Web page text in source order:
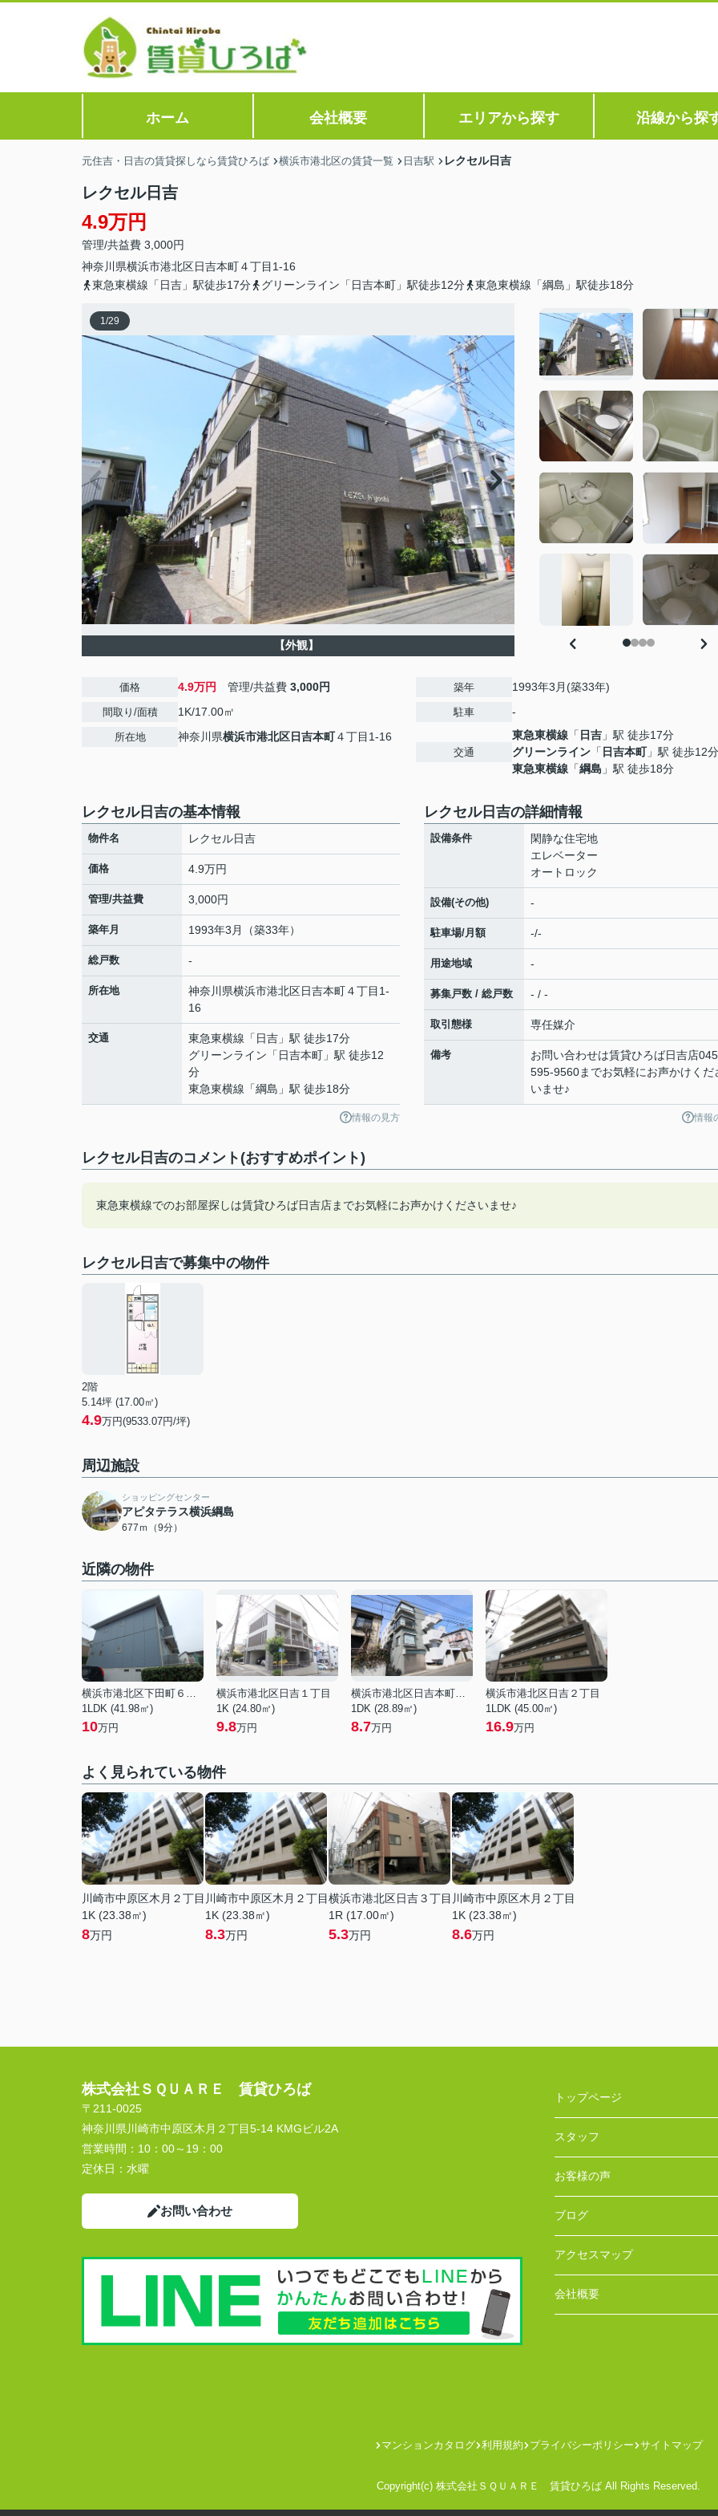
ホーム 会社概要 エリアから探す 沿線から探
元住吉・日吉の賃貸探しなら賃貸ひろば 横浜市港北区の賃貸一覧 日吉駅 レクセル日吉
レクセル日吉
4.9万円
管理/共益費 3,000円
神奈川県横浜市港北区日吉本町４丁目1-16
東急東横線「日吉」駅徒歩17分
グリーンライン「日吉本町」駅徒歩12分 東急東横線「綱島」駅徒歩18分
1/29
【外観】
価格 4.9万円 管理/共益費 3,000円
間取り/面積 1K/17.00㎡
所在地 神奈川県横浜市港北区日吉本町４丁目1-16
築年 1993年3月(築33年)
駐車 -
交通
東急東横線 「 日吉 」駅 徒歩17分
グリーンライン 「 日吉本町」駅 徒歩12分
東急東横線 「綱島 」駅 徒歩18分
レクセル日吉の基本情報
物件名 レクセル日吉
価格 4.9万円
管理/共益費 3,000円
築年月 1993年3月（築33年）
総戸数 -
所在地 神奈川県横浜市港北区日吉本町４丁目1-
16
交通 東急東横線 「 日吉 」駅 徒歩17分
グリーンライン 「 日吉本町 」駅 徒歩12
分
東急東横線 「綱島 」駅 徒歩18分
情報の見方
レクセル日吉の詳細情報
設備条件
閑静な住宅地
エレベーター
オートロック
設備(その他) -
駐車場/月額 -/-
用途地域 -
募集戸数 / 総戸数 - / -
取引態様 専任媒介
備考
お問い合わせは賃貸ひろば日吉店
595-9560までお気軽にお声かけくだ
いませ♪
情報
レクセル日吉のコメント(おすすめポイント)
東急東横線でのお部屋探しは賃貸ひろば日吉店までお気軽にお声かけくださいませ♪
レクセル日吉で募集中の物件
2階
5.14坪 (17.00㎡)
4.9万円(9533.07円/坪)
周辺施設
ショッピングセンター
アピタテラス横浜綱島
677ｍ（9分）
近隣の物件
横浜市港北区下田町６丁目
1LDK (41.98㎡)
10万円
横浜市港北区日吉１丁目
1K (24.80㎡)
9.8万円
横浜市港北区日吉本町１丁目
1DK (28.89㎡)
8.7万円
横浜市港北区日吉２丁目
1LDK (45.00㎡)
16.9万円
よく見られている物件
川崎市中原区木月２丁目
1K (23.38㎡)
8万円
川崎市中原区木月２丁目
1K (23.38㎡)
8.3万円
横浜市港北区日吉３丁目
1R (17.00㎡)
5.3万円
川崎市中原区木月２丁目
1K (23.38㎡)
8.6万円
株式会社ＳＱＵＡＲＥ 賃貸ひろば
〒211-0025
神奈川県川崎市中原区木月２丁目5-14 KMGビル2A
営業時間： 10：00～19：00
定休日： 水曜
お問い合わせ
トップページ
スタッフ
お客様の声
ブログ
アクセスマップ
会社概要
マンションカタログ 利用規約 プライバシーポリシー サイトマップ
Copyright(c) 株式会社ＳＱＵＡＲＥ 賃貸ひろば All Rights Reserved.